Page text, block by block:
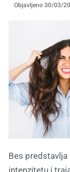
Objavljeno30/03/
Bes
intenzitetu i